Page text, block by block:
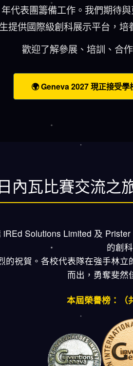
代表團籌備工作。我們期待
提供國際級創科展示平台，
歡迎了解參展、培訓、合
🌍 Geneva 2027 現正接受
內瓦比賽交流之
Solutions Limited 及
的創
的祝賀。各校代表隊在強手林
而出，勇奪斐然
本屆榮譽榜：（